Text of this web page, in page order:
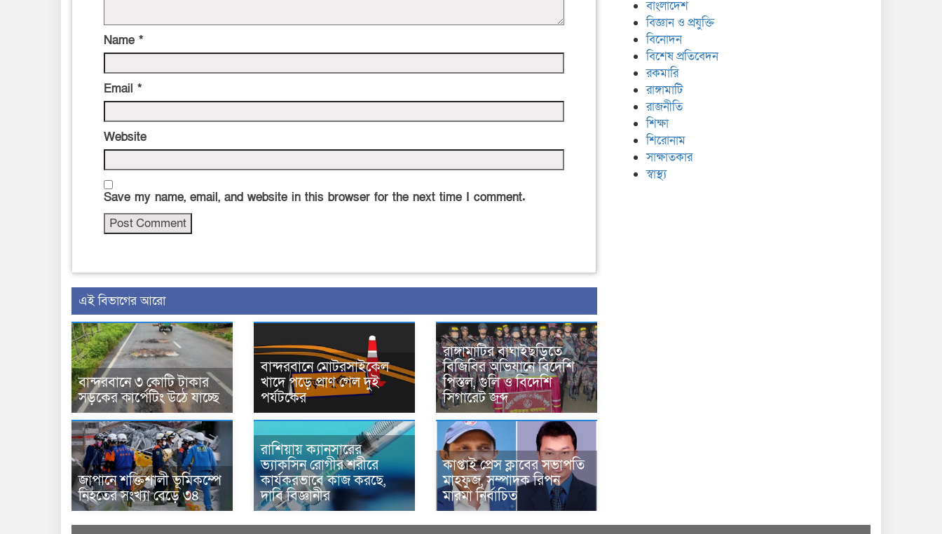
Name *
Email *
Website
Save my name, email, and website in this browser for the next time I comment.
এই বিভাগের আরো
বান্দরবানে ৩ কোটি টাকার
সড়কের কার্পেটিং উঠে যাচ্ছে
বান্দরবানে মোটরসাইকেল
খাদে পড়ে প্রাণ গেল দুই
পর্যটকের
রাঙ্গামাটির বাঘাইছড়িতে
বিজিবির অভিযানে বিদেশি
পিস্তল, গুলি ও বিদেশি
সিগারেট জব্দ
জাপানে শক্তিশালী ভূমিকম্পে
নিহতের সংখ্যা বেড়ে ৩৪
রাশিয়ায় ক্যানসারের
ভ্যাকসিন রোগীর শরীরে
কার্যকরভাবে কাজ করছে,
দাবি বিজ্ঞানীর
কাপ্তাই প্রেস ক্লাবের সভাপতি
মাহফুজ, সম্পাদক রিপন
মারমা নির্বাচিত
বাংলাদেশ
বিজ্ঞান ও প্রযুক্তি
বিনোদন
বিশেষ প্রতিবেদন
রকমারি
রাঙ্গামাটি
রাজনীতি
শিক্ষা
শিরোনাম
সাক্ষাতকার
স্বাস্থ্য